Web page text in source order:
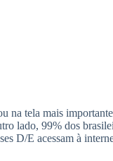
tela mais
lado, 99% dos
D/E acessam à